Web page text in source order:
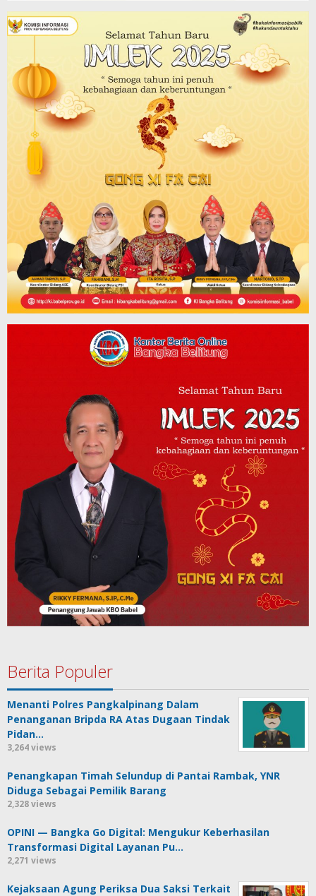
Berita Populer
Menanti Polres Pangkalpinang Dalam
Penanganan Bripda RA Atas Dugaan Tindak
Pidan…
3,264 views
Penangkapan Timah Selundup di Pantai Rambak, YNR
Diduga Sebagai Pemilik Barang
2,328 views
OPINI — Bangka Go Digital: Mengukur Keberhasilan
Transformasi Digital Layanan Pu…
2,271 views
Kejaksaan Agung Periksa Dua Saksi Terkait